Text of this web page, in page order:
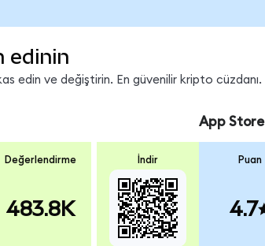
edinin
edin ve değiştirin. En güvenilir kripto cüzdanı.
Değerlendirme
483.8K
İndir
App Store
Puan
4.7